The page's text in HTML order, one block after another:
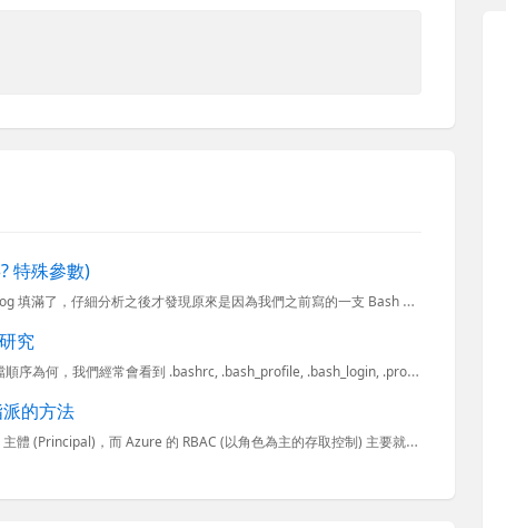
特殊參數)
我們最近有台 Linux 發生一些異常情況，導致硬碟幾乎快被 Log 填滿了，仔細分析之後才發現原來是因為我們之前寫的一支 Bash Script 並沒有正常執行，導致作業無法完成，所以有一段時間沒有...
究
Linux 用了二十多年，從沒認真想過 Login Shell 載入的啟動檔順序為何，我們經常會看到 .bashrc, .bash_profile, .bash_login, .profile 諸如此
的方法
在 Azure 所有 使用者 (User) 與 服務 (Service) 都代表著一個 主體 (Principal)，而 Azure 的 RBAC (以角色為主的存取控制) 主要就是針對 主體 (Pr